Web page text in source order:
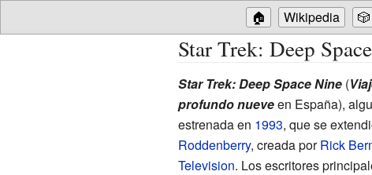
🏠 Wikipedia 🎲
Star Trek: Deep
Star Trek: Deep Space Nine(
profundo nueveen España),
estrenada en 1993, que se
Roddenberry, creada porRick
Television. Los escritores